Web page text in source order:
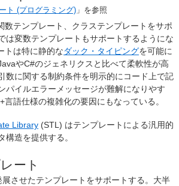
ト (プログラミング) 」を参照
数テンプレート、クラステンプレートをサポ
は変数テンプレートもサポートするようにな
トは特に静的なダック・タイピングを可能に
やC#のジェネリクスと比べて柔軟性が高
数に関する制約条件を明示的にコード上で記
パイルエラーメッセージが難解になりやす
言語仕様の複雑化の要因にもなっている。
Library (STL) はテンプレートによる汎用的
構造を提供する。
ート
させたテンプレートをサポートする。大半